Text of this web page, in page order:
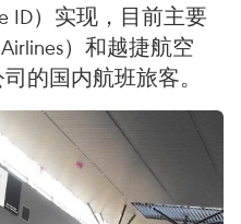
ID）实现，目前主要
）和越捷航空
的国内航班旅客。